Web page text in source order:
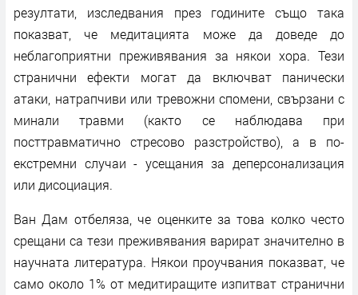
резултати, изследвания през годините също така
показват, че медитацията може да доведе до
неблагоприятни преживявания за някои хора. Тези
странични ефекти могат да включват панически
атаки, натрапчиви или тревожни спомени, свързани с
минали травми (както се наблюдава при
посттравматично стресово разстройство), а в по-
екстремни случаи - усещания за деперсонализация
или дисоциация.
Ван Дам отбеляза, че оценките за това колко често
срещани са тези преживявания варират значително в
научната литература. Някои проучвания показват, че
само около 1% от медитиращите изпитват странични